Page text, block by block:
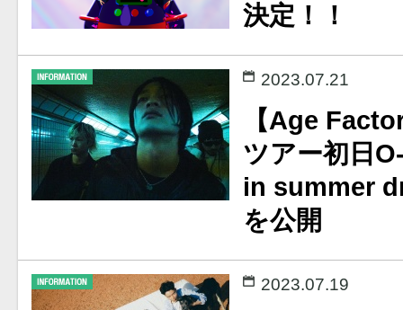
決定！！
2023.07.21
【Age
ツアー初日
in summer
を公開
2023.07.19